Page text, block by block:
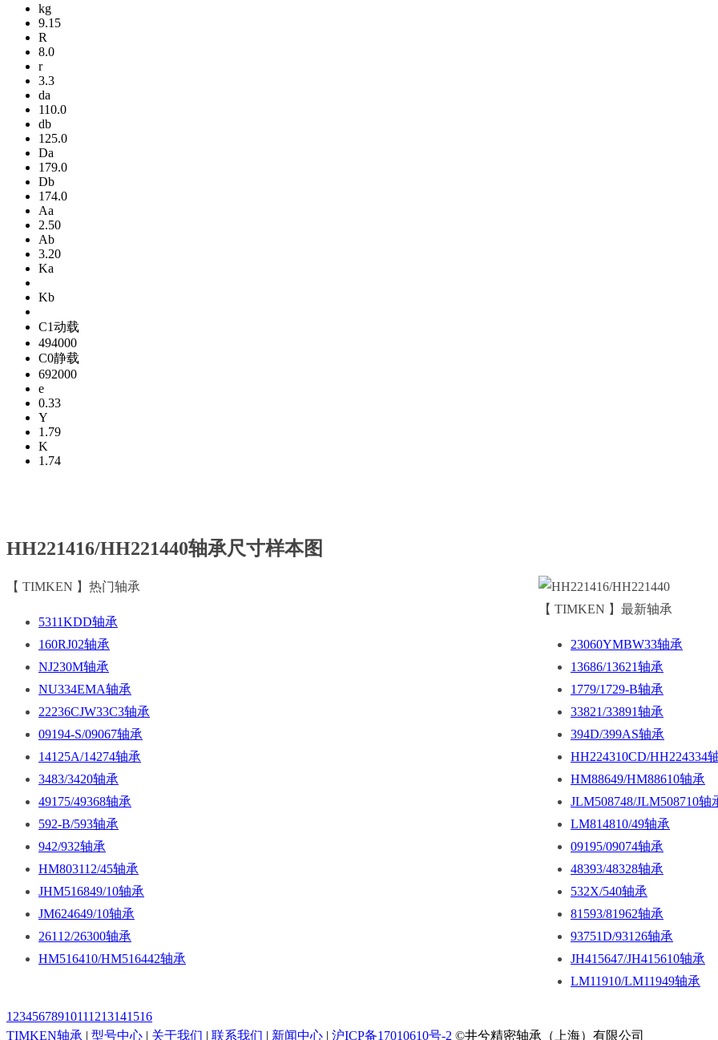
kg
9.15
R
8.0
r
3.3
da
110.0
db
125.0
Da
179.0
Db
174.0
Aa
2.50
Ab
3.20
Ka
Kb
C1动载
494000
C0静载
692000
e
0.33
Y
1.79
K
1.74
HH221416/HH221440轴承尺寸样本图
【 TIMKEN 】热门轴承
5311KDD轴承
160RJ02轴承
NJ230M轴承
NU334EMA轴承
22236CJW33C3轴承
09194-S/09067轴承
14125A/14274轴承
3483/3420轴承
49175/49368轴承
592-B/593轴承
942/932轴承
HM803112/45轴承
JHM516849/10轴承
JM624649/10轴承
26112/26300轴承
HM516410/HM516442轴承
【 TIMKEN 】最新轴承
23060YMBW33轴承
13686/13621轴承
1779/1729-B轴承
33821/33891轴承
394D/399AS轴承
HH224310CD/HH224334
HM88649/HM88610轴承
JLM508748/JLM508710轴
LM814810/49轴承
09195/09074轴承
48393/48328轴承
532X/540轴承
81593/81962轴承
93751D/93126轴承
JH415647/JH415610轴承
LM11910/LM11949轴承
1 2345678910111213141516
TIMKEN轴承 | 型号中心 | 关于我们 | 联系我们 | 新闻中心 | 沪ICP备17010610号-2 ©井兮精密轴承（上海）有限公司